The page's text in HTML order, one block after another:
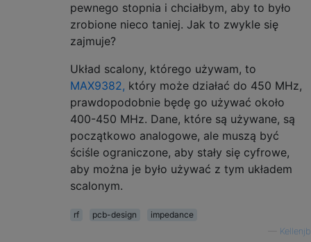
pewnego stopnia i chciałbym, aby to było
zrobione nieco taniej. Jak to zwykle się
zajmuje?
Układ scalony, którego używam, to
MAX9382, który może działać do 450 MHz,
prawdopodobnie będę go używać około
400-450 MHz. Dane, które są używane, są
początkowo analogowe, ale muszą być
ściśle ograniczone, aby stały się cyfrowe,
aby można je było używać z tym układem
scalonym.
rf pcb-design
impedance
Kellenjb